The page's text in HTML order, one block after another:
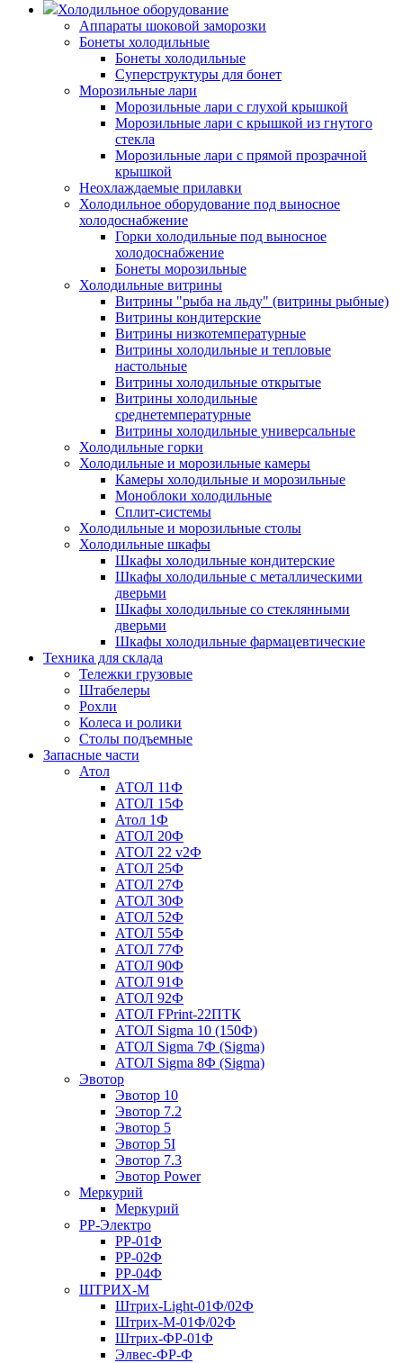
Холодильное оборудование
Аппараты шоковой заморозки
Бонеты холодильные
Бонеты холодильные
Суперструктуры для бонет
Морозильные лари
Морозильные лари с глухой крышкой
Морозильные лари с крышкой из гнутого
стекла
Морозильные лари с прямой прозрачной
крышкой
Неохлаждаемые прилавки
Холодильное оборудование под выносное
холодоснабжение
Горки холодильные под выносное
холодоснабжение
Бонеты морозильные
Холодильные витрины
Витрины "рыба на льду" (витрины рыбные)
Витрины кондитерские
Витрины низкотемпературные
Витрины холодильные и тепловые
настольные
Витрины холодильные открытые
Витрины холодильные
среднетемпературные
Витрины холодильные универсальные
Холодильные горки
Холодильные и морозильные камеры
Камеры холодильные и морозильные
Моноблоки холодильные
Сплит-системы
Холодильные и морозильные столы
Холодильные шкафы
Шкафы холодильные кондитерские
Шкафы холодильные с металлическими
дверьми
Шкафы холодильные со стеклянными
дверьми
Шкафы холодильные фармацевтические
Техника для склада
Тележки грузовые
Штабелеры
Рохли
Колеса и ролики
Столы подъемные
Запасные части
Атол
АТОЛ 11Ф
АТОЛ 15Ф
Атол 1Ф
АТОЛ 20Ф
АТОЛ 22 v2Ф
АТОЛ 25Ф
АТОЛ 27Ф
АТОЛ 30Ф
АТОЛ 52Ф
АТОЛ 55Ф
АТОЛ 77Ф
АТОЛ 90Ф
АТОЛ 91Ф
АТОЛ 92Ф
АТОЛ FPrint-22ПТК
АТОЛ Sigma 10 (150Ф)
АТОЛ Sigma 7Ф (Sigma)
АТОЛ Sigma 8Ф (Sigma)
Эвотор
Эвотор 10
Эвотор 7.2
Эвотор 5
Эвотор 5I
Эвотор 7.3
Эвотор Power
Меркурий
Меркурий
РР-Электро
РР-01Ф
РР-02Ф
РР-04Ф
ШТРИХ-М
Штрих-Light-01Ф/02Ф
Штрих-М-01Ф/02Ф
Штрих-ФР-01Ф
Элвес-ФР-Ф